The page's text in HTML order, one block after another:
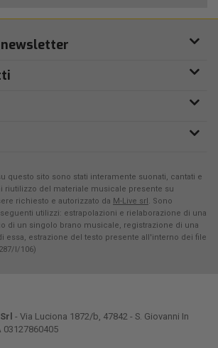
questo sito sono stati interamente suonati, cantati e
riutilizzo del materiale musicale presente su
richiesto e autorizzato da M-Live srl. Sono
utilizzi: estrapolazioni e rielaborazione di una
di un singolo brano musicale, registrazione di una
essa, estrazione del testo presente all'interno dei file
I/106)
- Via Luciona 1872/b, 47842 - S. Giovanni In
03127860405